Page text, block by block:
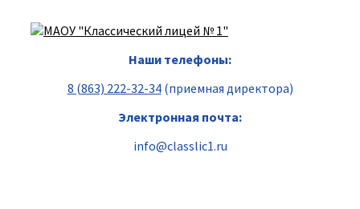
Наши телефоны:
8 (863) 222-32-34(приемная директора)
Электронная почта:
info@classlic1.ru